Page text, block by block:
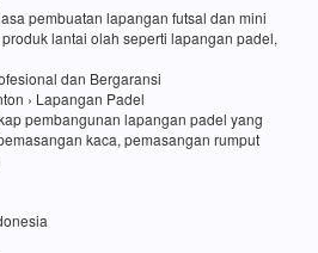
pembuatan lapangan futsal dan mini
lantai olah seperti lapangan padel,
dan Bergaransi
› Lapangan Padel
pembangunan lapangan padel yang
kaca, pemasangan rumput